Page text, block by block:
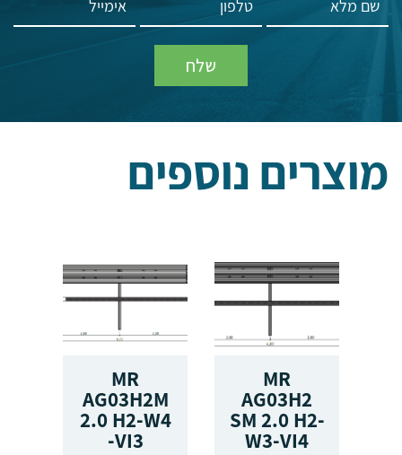
מוצרים נוספים
MR
AG03H2
SM 2.0 H2-
W3-VI4
MR
AG03H2M
2.0 H2-W4
-VI3